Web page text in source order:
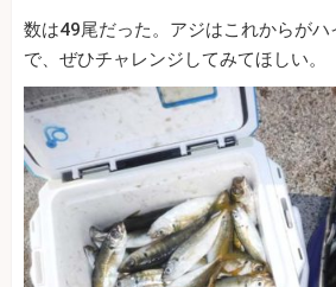
数は49尾だった。アジはこれからが
で、ぜひチャレンジしてみてほしい。